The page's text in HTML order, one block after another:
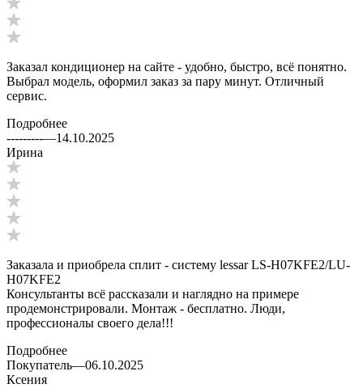
Заказал кондиционер на сайте - удобно, быстро, всё понятно.
Выбрал модель, оформил заказ за пару минут. Отличный
сервис.
Подробнее
---------—14.10.2025
Ирина
Заказала и приобрела сплит - систему lessar LS-H07KFE2/LU-
H07KFE2
Консультанты всё рассказали и наглядно на примере
продемонстрировали. Монтаж - бесплатно. Люди,
профессионалы своего дела!!!
Подробнее
Покупатель—06.10.2025
Ксения